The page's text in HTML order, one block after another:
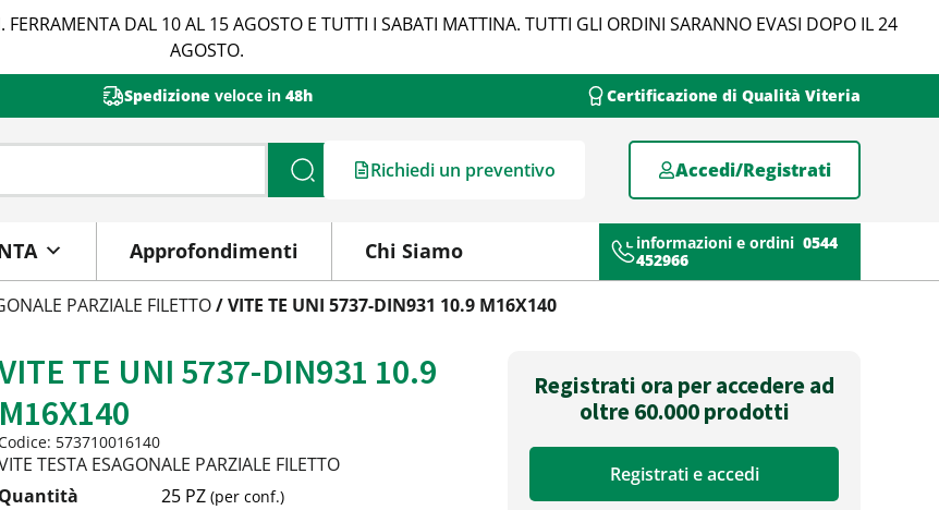
DAL 10 AL 15 AGOSTO E TUTTI I SABATI MATTINA. TUTTI GLI ORDINI SARANNO EVASI DOPO IL 24
AGOSTO.
Spedizione veloce in 48h Certificazione di Qualità Viteria
Cerca Richiedi un preventivo Accedi/Registrati
Approfondimenti Chi Siamo informazioni e ordini 0544
452966
PARZIALE FILETTO/ VITE TE UNI 5737-DIN931 10.9 M16X140
TE UNI 5737-DIN931 10.9
M16X140
573710016140
TESTA ESAGONALE PARZIALE FILETTO
Quantità
25 PZ (per conf.)
Registrati ora per accedere ad
oltre 60.000 prodotti
Registrati e accedi